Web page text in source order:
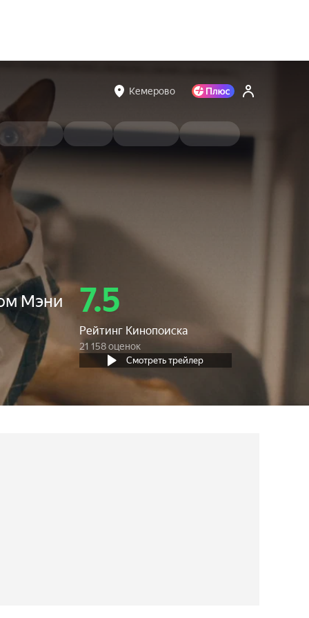
Кемерово
Мэни
7.5
Рейтинг Кинопоиска
21 158 оценок
Смотреть трейлер